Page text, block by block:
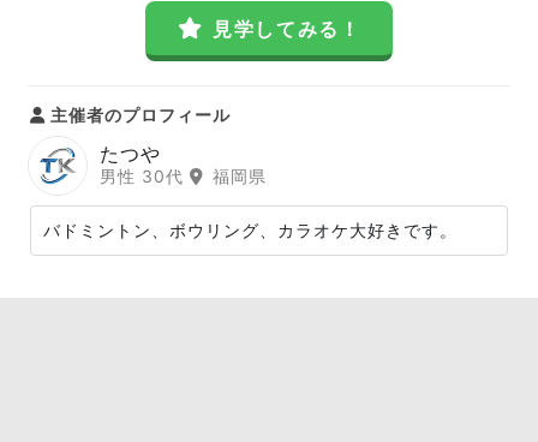
見学してみる！
主催者のプロフィール
たつや
男性 30代 福岡県
バドミントン、ボウリング、カラオケ大好きです。